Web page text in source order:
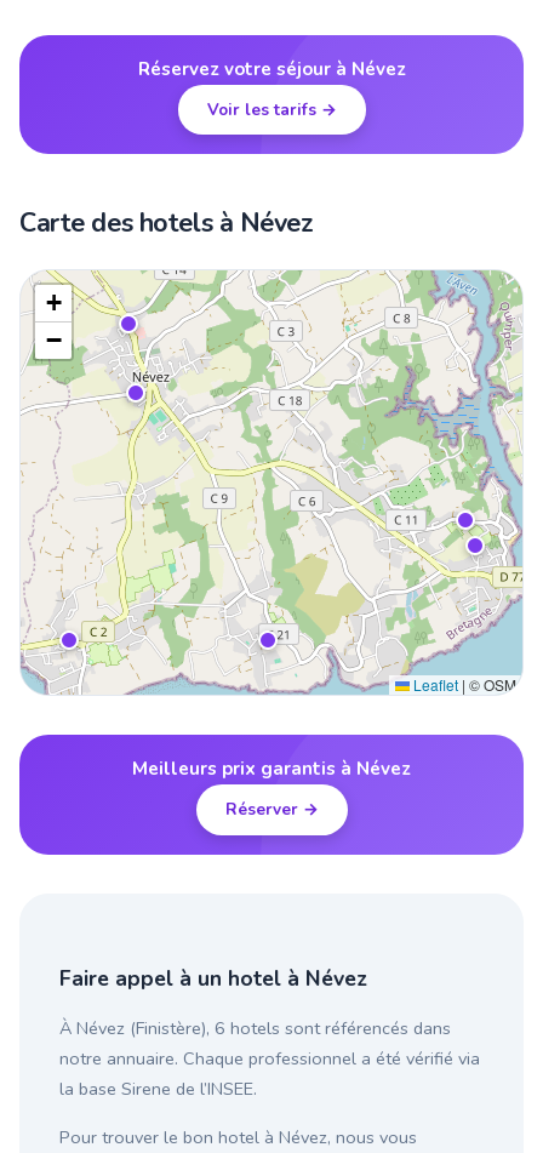
Réservez votre séjour à Névez
Voir les tarifs →
Carte des hotels à Névez
+
−
Leaflet | © OSM
Meilleurs prix garantis à Névez
Réserver →
Faire appel à un hotel à Névez
À Névez (Finistère), 6 hotels sont référencés dans
notre annuaire. Chaque professionnel a été vérifié via
la base Sirene de l’INSEE.
Pour trouver le bon hotel à Névez, nous vous